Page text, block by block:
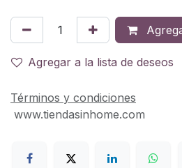
Agregar a la lista de deseos
Términos y condiciones
www.tiendasinhome.com